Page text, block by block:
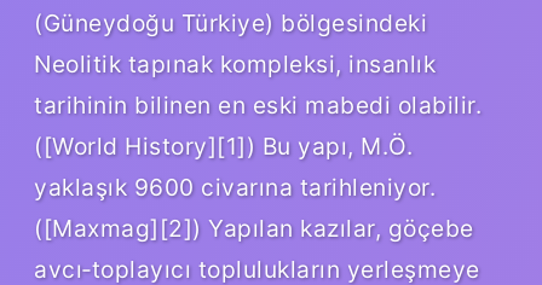
(Güneydoğu Türkiye) bölgesindeki
Neolitik tapınak kompleksi, insanlık
tarihinin bilinen en eski mabedi olabilir.
([World History][1]) Bu yapı, M.Ö.
yaklaşık 9600 civarına tarihleniyor.
([Maxmag][2]) Yapılan kazılar, göçebe
avcı‑toplayıcı toplulukların yerleşmeye